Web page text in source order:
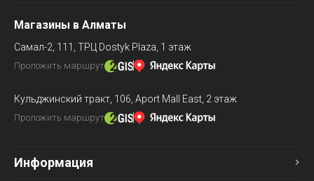
Магазины в Алматы
Самал-2, 111, ТРЦ Dostyk Plaza, 1 этаж
Проложить маршрут
Кульджинский тракт, 106, Aport Mall East, 2 этаж
Проложить маршрут
Информация